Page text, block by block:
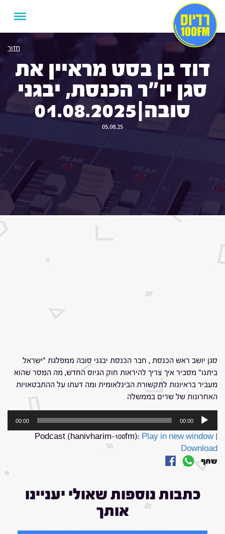
חזור
דוד בן בסט מראיין את
סגן יו"ר הכנסת, יבגני
סובה|01.08.2025
05.08.25
סגן יושב ראש הכנסת , חבר הכנסת יבגני סובה ממפלגת "ישראל
ביתנו" מסביר איך צריך להיראות חוק הגיוס החדש, מה המסר שהוא
מעביר בראיונות לתקשורת הבינלאומית ומה דעתו על ההתבטאויות
האחרונות של שרים בממשלה
00:00
00:00
Podcast (hanivharim-100fm): Play in new window|
Download
שתף
כתבות נוספות שאולי יעניינו
אותך